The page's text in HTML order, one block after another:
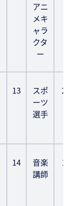
アニ
メキ
ャラ
クタ
ー
13
スポ
ーツ
選手
14
音楽
講師